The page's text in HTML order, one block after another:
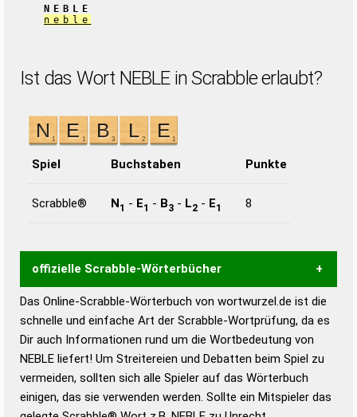
NEBLE
neble
Ist das Wort NEBLE in Scrabble erlaubt?
Spiel Buchstaben Punkte
Scrabble® N1 - E1 - B3 - L2 - E1 8
offizielle Scrabble-Wörterbücher
Wortwurzel liefert mit Hilfe eines semantischen
Wortanalyse-Algorithmus gute Anhaltspunkte zu
Wortbedeutung, Worttrennung und Wortform, um die
Gültigkeit eines Wortes für das Scrabble-Spiel zu
bestimmen!
zugelassene Turnier Scrabble-
Wörterbücher sind:
Das Online-Scrabble-Wörterbuch von wortwurzel.de ist die
schnelle und einfache Art der Scrabble-Wortprüfung, da es
Dir auch Informationen rund um die Wortbedeutung von
NEBLE liefert! Um Streitereien und Debatten beim Spiel zu
vermeiden, sollten sich alle Spieler auf das Wörterbuch
einigen, das sie verwenden werden. Sollte ein Mitspieler das